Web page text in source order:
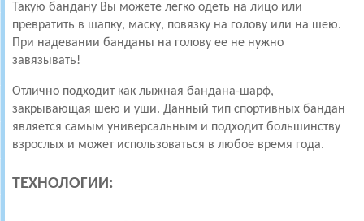
Такую бандану Вы можете легко одеть на лицо или
превратить в шапку, маску, повязку на голову или на шею.
При надевании банданы на голову ее не нужно
завязывать!
Отлично подходит как лыжная бандана-шарф,
закрывающая шею и уши. Данный тип спортивных бандан
является самым универсальным и подходит большинству
взрослых и может использоваться в любое время года.
ТЕХНОЛОГИИ: